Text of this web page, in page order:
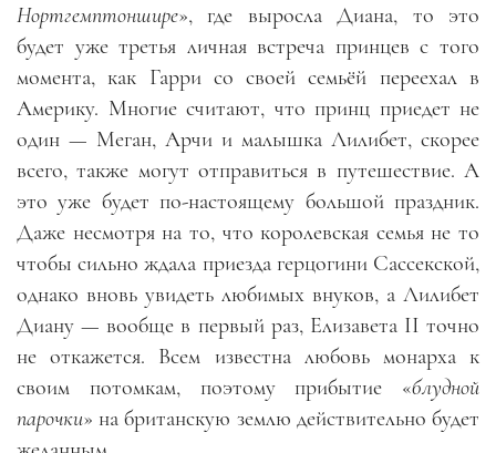
Нортгемптоншире», где выросла Диана, то это
будет уже третья личная встреча принцев с того
момента, как Гарри со своей семьёй переехал в
Америку. Многие считают, что принц приедет не
один — Меган, Арчи и малышка Лилибет, скорее
всего, также могут отправиться в путешествие. А
это уже будет по-настоящему большой праздник.
Даже несмотря на то, что королевская семья не то
чтобы сильно ждала приезда герцогини Сассекской,
однако вновь увидеть любимых внуков, а Лилибет
Диану — вообще в первый раз, Елизавета II точно
не откажется. Всем известна любовь монарха к
своим потомкам, поэтому прибытие «блудной
парочки» на британскую землю действительно будет